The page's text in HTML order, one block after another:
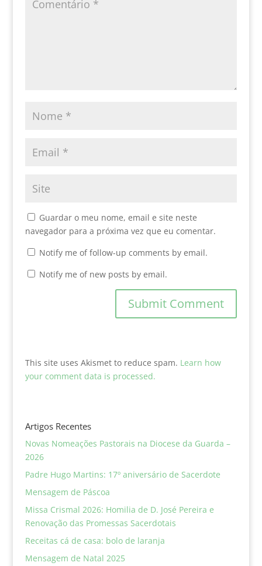
Guardar o meu nome, email e site neste
navegador para a próxima vez que eu comentar.
Notify me of follow-up comments by email.
Notify me of new posts by email.
This site uses Akismet to reduce spam. Learn how
your comment data is processed.
Artigos Recentes
Novas Nomeações Pastorais na Diocese da Guarda –
2026
Padre Hugo Martins: 17º aniversário de Sacerdote
Mensagem de Páscoa
Missa Crismal 2026: Homilia de D. José Pereira e
Renovação das Promessas Sacerdotais
Receitas cá de casa: bolo de laranja
Mensagem de Natal 2025